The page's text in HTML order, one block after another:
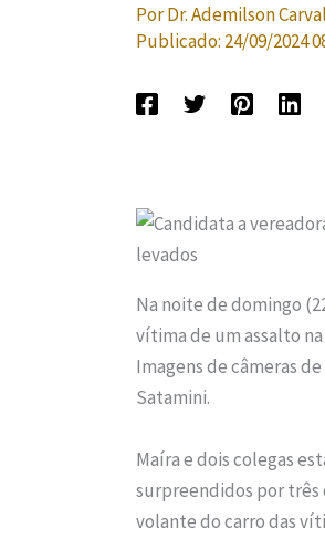
PorDr. Ademilson
Publicado: 24/09/2024
Na noite de domingo
vítima de um assalto
Imagens de câmeras
Satamini.
Maíra e dois colegas
surpreendidos por três
volante do carro das